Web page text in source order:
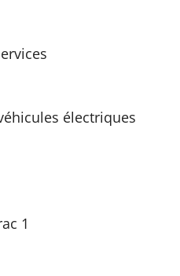
électriques
1